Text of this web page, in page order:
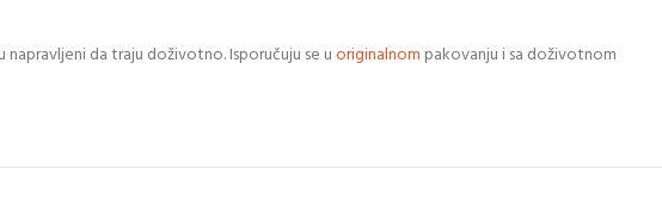
napravljeni da traju doživotno. Isporučuju se uoriginalnom pakovanju i sa doživotnom